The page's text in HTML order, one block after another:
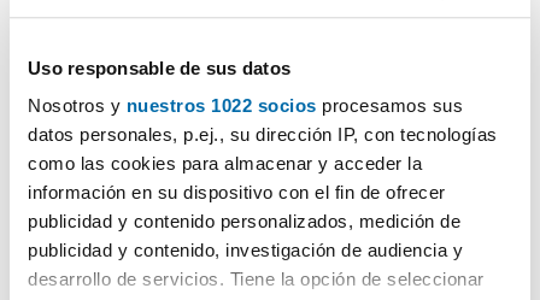
Uso responsable de sus datos
Nosotros y nuestros 1022 socios procesamos sus
datos personales, p.ej., su dirección IP, con tecnologías
como las cookies para almacenar y acceder la
información en su dispositivo con el fin de ofrecer
publicidad y contenido personalizados, medición de
publicidad y contenido, investigación de audiencia y
desarrollo de servicios. Tiene la opción de seleccionar
46m2 1 Hab 1 Baño
Llamar
Contactar